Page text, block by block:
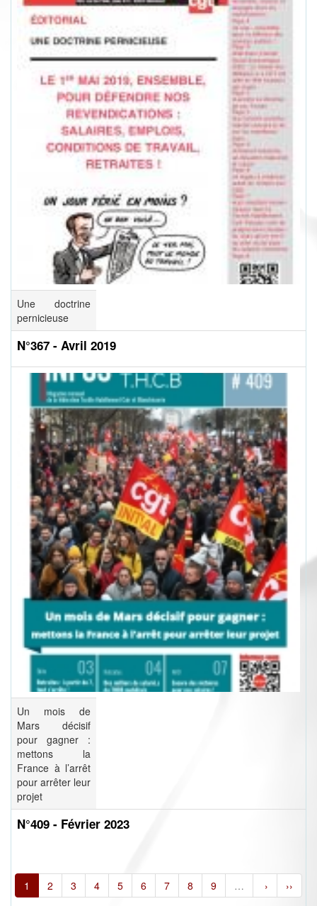
Une doctrine
pernicieuse
N°367 - Avril 2019
Un mois de
Mars décisif
pour gagner :
mettons la
France à l’arrêt
pour arrêter leur
projet
N°409 - Février 2023
1 2 3 4 5 6 7 8 9 … › ››